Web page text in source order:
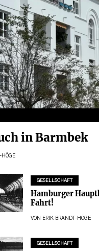
in Barmbek
HÖGE
GESELLSCHAFT
Hamburger
Fahrt!
VON ERIK BRANDT-HÖGE
GESELLSCHAFT